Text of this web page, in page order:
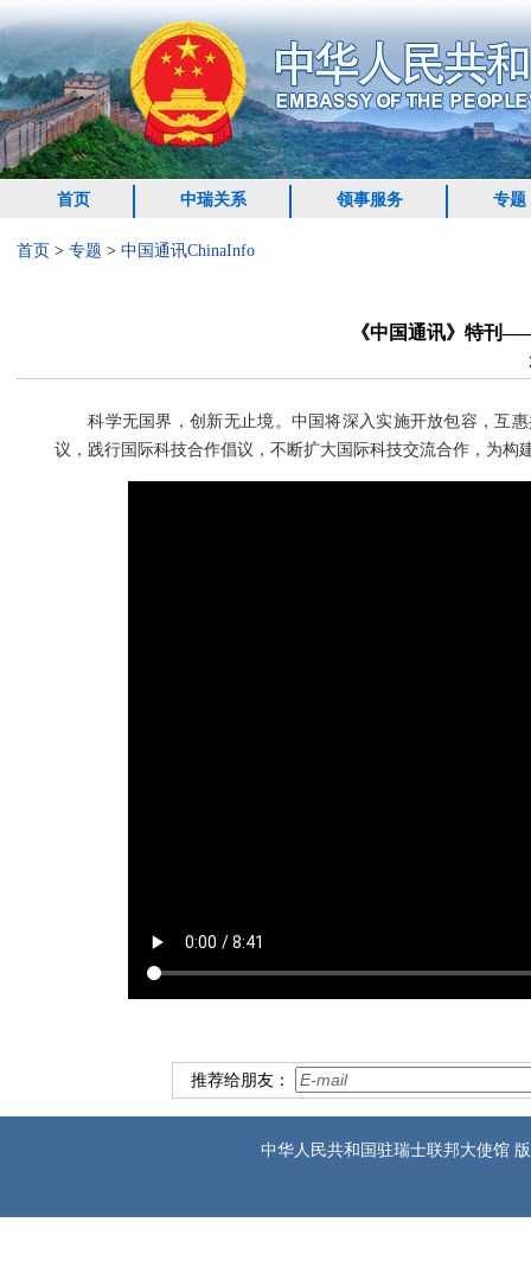
首页 中瑞关系 领事服务 专题
首页 > 专题 > 中国通讯ChinaInfo
《中国通讯》特刊
科学无国界，创新无止境。中国将深入实施开放包容，互惠
议，践行国际科技合作倡议，不断扩大国际科技交流合作，为
推荐给朋友：
中华人民共和国驻瑞士联邦大使馆